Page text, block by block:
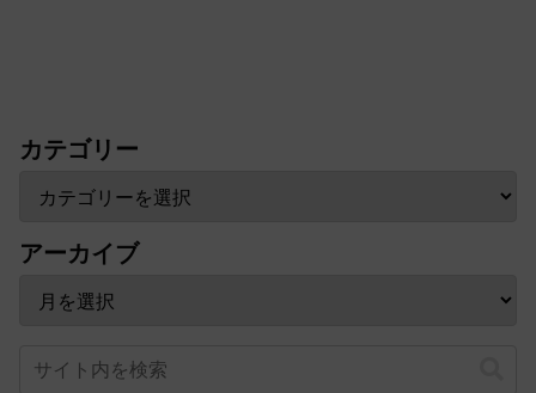
カテゴリー
アーカイブ